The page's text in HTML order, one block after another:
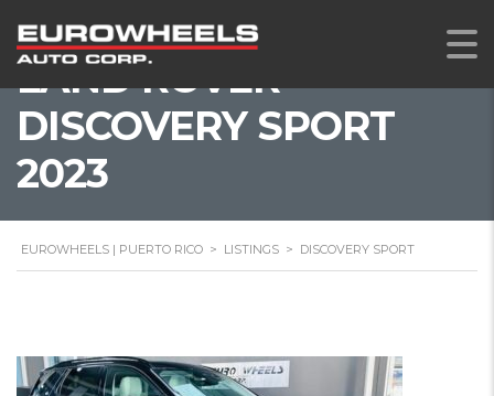
LAND ROVER
DISCOVERY SPORT
2023
EUROWHEELS | PUERTO RICO > LISTINGS > DISCOVERY SPORT